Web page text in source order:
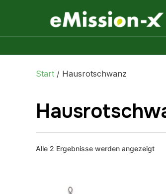
Start / Hausrotschwanz
Alle 2 Ergebnisse werden angezeigt